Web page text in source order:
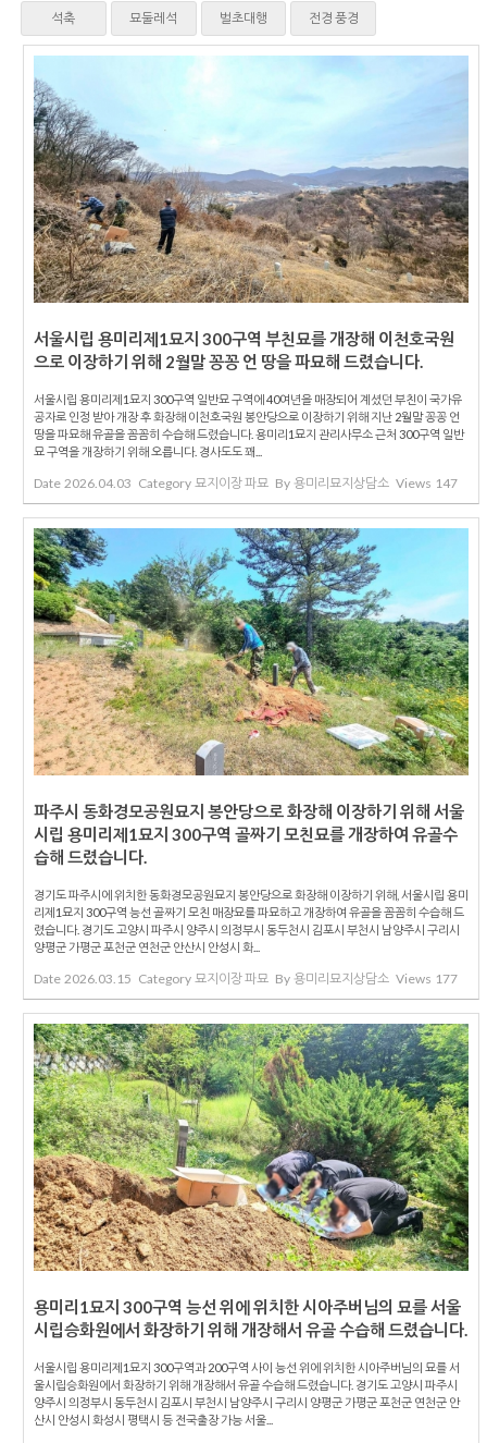
석축 묘둘레석 벌초대행 전경 풍경
서울시립 용미리제1묘지 300구역 부친묘를 개장해 이천호국원
으로 이장하기 위해 2월말 꽁꽁 언 땅을 파묘해 드렸습니다.
서울시립 용미리제1묘지 300구역 일반묘 구역에 40여년을 매장되어 계셨던 부친이 국가유
공자로 인정 받아 개장 후 화장해 이천호국원 봉안당으로 이장하기 위해 지난 2월말 꽁꽁 언
땅을 파묘해 유골을 꼼꼼히 수습해 드렸습니다. 용미리1묘지 관리사무소 근처 300구역 일반
묘 구역을 개장하기 위해 오릅니다. 경사도도 꽤...
Date 2026.04.03 Category 묘지이장 파묘 By 용미리묘지상담소 Views 147
파주시 동화경모공원묘지 봉안당으로 화장해 이장하기 위해 서울
시립 용미리제1묘지 300구역 골짜기 모친묘를 개장하여 유골수
습해 드렸습니다.
경기도 파주시에 위치한 동화경모공원묘지 봉안당으로 화장해 이장하기 위해, 서울시립 용미
리제1묘지 300구역 능선 골짜기 모친 매장묘를 파묘하고 개장하여 유골을 꼼꼼히 수습해 드
렸습니다. 경기도 고양시 파주시 양주시 의정부시 동두천시 김포시 부천시 남양주시 구리시
양평군 가평군 포천군 연천군 안산시 안성시 화...
Date 2026.03.15 Category 묘지이장 파묘 By 용미리묘지상담소 Views 177
용미리1묘지 300구역 능선 위에 위치한 시아주버님의 묘를 서울
시립승화원에서 화장하기 위해 개장해서 유골 수습해 드렸습니다.
서울시립 용미리제1묘지 300구역과 200구역 사이 능선 위에 위치한 시아주버님의 묘를 서
울시립승화원에서 화장하기 위해 개장해서 유골 수습해 드렸습니다. 경기도 고양시 파주시
양주시 의정부시 동두천시 김포시 부천시 남양주시 구리시 양평군 가평군 포천군 연천군 안
산시 안성시 화성시 평택시 등 전국출장 가능 서울...